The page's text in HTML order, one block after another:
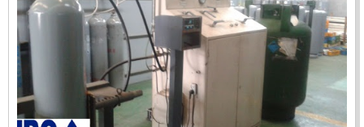
ĐẦU BÁO LỬA CHỐNG NỔ CHỐNG NƯỚC UV/IR- UX300
NHẬP KHẨU HÀN QUỐC
LIÊN HỆ
Mã sản phẩm: UX300